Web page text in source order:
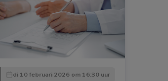
di 10 februari 2026 om 16:30 uur